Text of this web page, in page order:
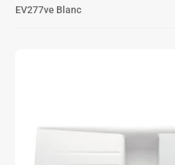
EV277ve Blanc